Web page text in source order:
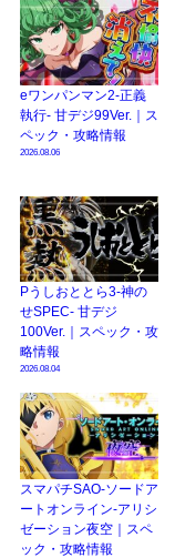
eワンパンマン2-正義
執行- 甘デジ99Ver.｜ス
ペック・攻略情報
2026.08.06
Pうしおととら3-神の
せSPEC- 甘デジ
100Ver.｜スペック・攻
略情報
2026.08.04
スマパチSAO-ソードア
ートオンライン-アリシ
ゼーション夜空｜スペ
ック・攻略情報